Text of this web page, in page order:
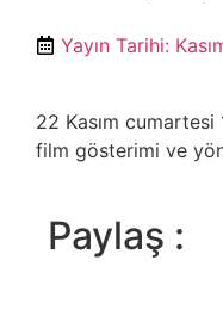
Yayın Tarihi:
22 Kasım
film gösterimi ve
Paylaş :